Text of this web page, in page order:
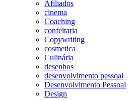
Afiliados
cinema
Coaching
confeitaria
Copywriting
cosmetica
Culinária
desenhos
desenvolvimento pessoal
Desenvolvimento Pessoal
Design